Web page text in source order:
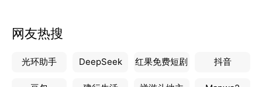
网友热搜
光环助手 DeepSeek 红果免费短剧 抖音